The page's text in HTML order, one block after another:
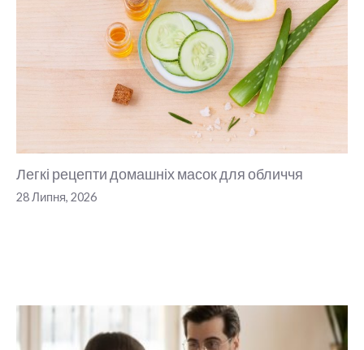
Легкі рецепти домашніх масок для обличчя
28 Липня, 2026